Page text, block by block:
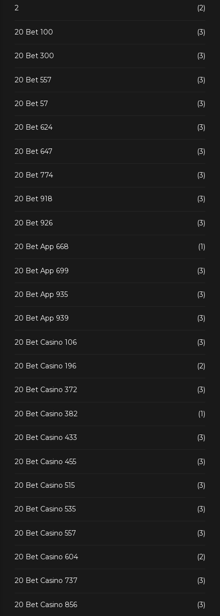
2 (2)
20 Bet 100 (3)
20 Bet 300 (3)
20 Bet 557 (3)
20 Bet 57 (3)
20 Bet 624 (3)
20 Bet 647 (3)
20 Bet 774 (3)
20 Bet 918 (3)
20 Bet 926 (3)
20 Bet App 668 (1)
20 Bet App 699 (3)
20 Bet App 935 (3)
20 Bet App 939 (3)
20 Bet Casino 106 (3)
20 Bet Casino 196 (2)
20 Bet Casino 372 (3)
20 Bet Casino 382 (1)
20 Bet Casino 433 (3)
20 Bet Casino 455 (3)
20 Bet Casino 515 (3)
20 Bet Casino 535 (3)
20 Bet Casino 557 (3)
20 Bet Casino 604 (2)
20 Bet Casino 737 (3)
20 Bet Casino 856 (3)